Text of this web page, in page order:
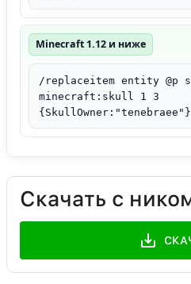
Minecraft 1.12 и ниже
/replaceitem entity @p
minecraft:skull 1 3
{SkullOwner:"tenebraee"}
Скачать с